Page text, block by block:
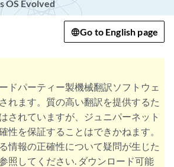
OS Evolved
Go to English page
ドパーティー製機械翻訳ソフトウェ
れます。質の高い翻訳を提供するた
されていますが、ジュニパーネット
性を保証することはできかねます。
情報の正確性について疑問が生じた
照してください. ダウンロード可能